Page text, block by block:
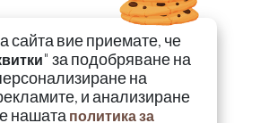
сайта вие приемате, че
" за подобряване на
на
и анализиране
нашата политика за